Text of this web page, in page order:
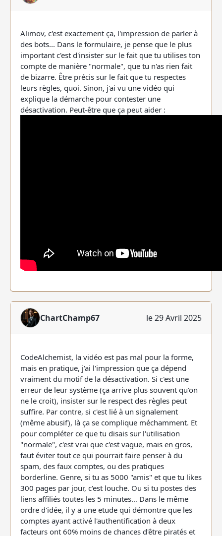
Alimov, c'est exactement ça, l'impression de parler à
des bots... Dans le formulaire, je pense que le plus
important c'est d'insister sur le fait que tu utilises ton
compte de manière "normale", que tu n'as rien fait
de bizarre. Être précis sur le fait que tu respectes
leurs règles, quoi. Sinon, j'ai vu une vidéo qui
explique la démarche pour contester une
désactivation. Peut-être que ça peut aider :
ChartChamp67 le 29 Avril 2025
CodeAlchemist, la vidéo est pas mal pour la forme,
mais en pratique, j'ai l'impression que ça dépend
vraiment du motif de la désactivation. Si c'est une
erreur de leur système (ça arrive plus souvent qu'on
ne le croit), insister sur le respect des règles peut
suffire. Par contre, si c'est lié à un signalement
(même abusif), là ça se complique méchamment. Et
pour compléter ce que tu disais sur l'utilisation
"normale", c'est vrai que c'est vague, mais en gros,
faut éviter tout ce qui pourrait faire penser à du
spam, des faux comptes, ou des pratiques
borderline. Genre, si tu as 5000 "amis" et que tu likes
300 pages par jour, c'est louche. Ou si tu postes des
liens affiliés toutes les 5 minutes… Dans le même
ordre d'idée, il y a une etude qui démontre que les
comptes ayant activé l'authentification à deux
facteurs ont 60% moins de chances d'être piratés et